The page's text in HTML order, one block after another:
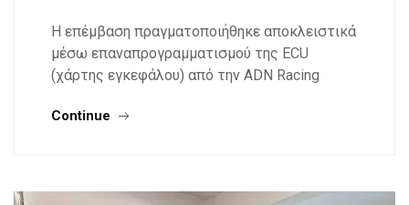
Η επέμβαση πραγματοποιήθηκε αποκλειστικά
μέσω επαναπρογραμματισμού της ECU
(χάρτης εγκεφάλου) από την ADN Racing
Continue